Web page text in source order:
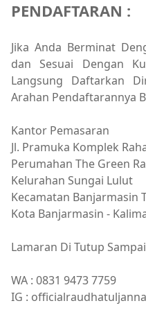
PENDAFTARAN :
Jika Anda Berminat
dan Sesuai Dengan
Langsung Daftarkan
Arahan Pendaftarannya
Kantor Pemasaran
Jl. Pramuka Komplek
Perumahan The Green
Kelurahan Sungai Lulut
Kecamatan Banjarmasin
Kota Banjarmasin -
Lamaran Di Tutup
WA : 0831 9473 7759
IG :